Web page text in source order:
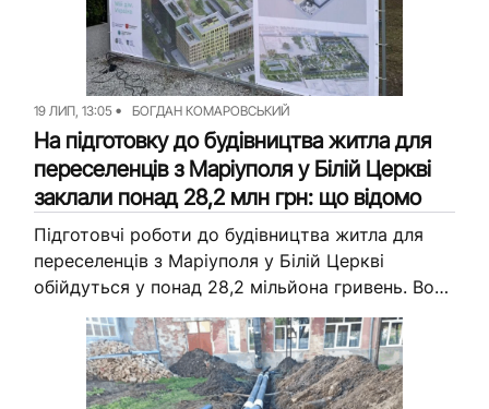
19 ЛИП, 13:05 БОГДАН КОМАРОВСЬКИЙ
На підготовку до будівництва житла для
переселенців з Маріуполя у Білій Церкві
заклали понад 28,2 млн грн: що відомо
Підготовчі роботи до будівництва житла для
переселенців з Маріуполя у Білій Церкві
обійдуться у понад 28,2 мільйона гривень. Вони
передбачатимуть облаштування майданчика,
розчистку території та геодезичні роботи.
Підрядника поки шукають,...